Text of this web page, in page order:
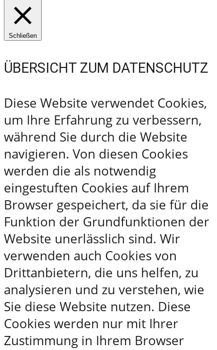
Schließen
ÜBERSICHT ZUM DATENSCHUTZ
Diese Website verwendet Cookies,
um Ihre Erfahrung zu verbessern,
während Sie durch die Website
navigieren. Von diesen Cookies
werden die als notwendig
eingestuften Cookies auf Ihrem
Browser gespeichert, da sie für die
Funktion der Grundfunktionen der
Website unerlässlich sind. Wir
verwenden auch Cookies von
Drittanbietern, die uns helfen, zu
analysieren und zu verstehen, wie
Sie diese Website nutzen. Diese
Cookies werden nur mit Ihrer
Zustimmung in Ihrem Browser